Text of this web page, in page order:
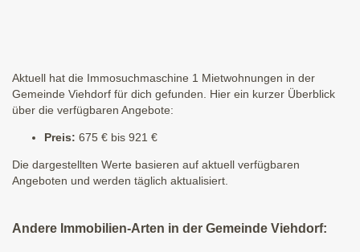
Aktuell hat die Immosuchmaschine 1 Mietwohnungen in der
Gemeinde Viehdorf für dich gefunden. Hier ein kurzer Überblick
über die verfügbaren Angebote:
Preis: 675 € bis 921 €
Die dargestellten Werte basieren auf aktuell verfügbaren
Angeboten und werden täglich aktualisiert.
Andere Immobilien-Arten in der Gemeinde Viehdorf: